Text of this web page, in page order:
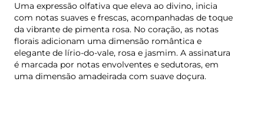
Uma expressão olfativa que eleva ao divino, inicia
com notas suaves e frescas, acompanhadas de toque
da vibrante de pimenta rosa. No coração, as notas
florais adicionam uma dimensão romântica e
elegante de lírio-do-vale, rosa e jasmim. A assinatura
é marcada por notas envolventes e sedutoras, em
uma dimensão amadeirada com suave doçura.